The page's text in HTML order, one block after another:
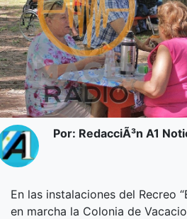
Por: RedacciÃ³n A1
En las instalaciones del Recreo
en marcha la Colonia de